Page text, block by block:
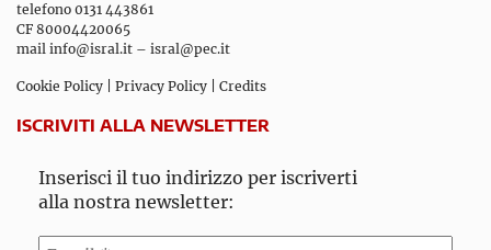
telefono 0131 443861
CF 80004420065
mail info@isral.it – isral@pec.it
Cookie Policy Privacy Policy Credits
ISCRIVITI ALLA NEWSLETTER
Inserisci il tuo indirizzo per iscriverti
alla nostra newsletter: